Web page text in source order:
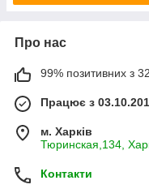
Про нас
99% позитивних з
Працює з
м. Харків
Тюринская,134,
Контакти